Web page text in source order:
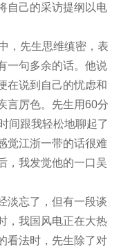
自己的采访提纲以电
，先生思维缜密，表
一句多余的话。他说
在说到自己的忧虑和
言厉色。先生用60分
间跟我轻松地聊起了
觉江浙一带的话很难
，我发觉他的一口吴
淡忘了，但有一段谈
，我国风电正在大热
看法时，先生除了对